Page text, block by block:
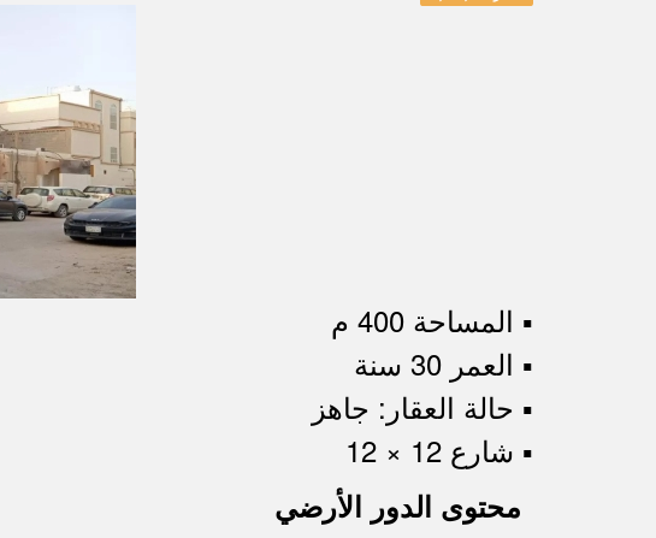
▪︎ المساحة 400 م
▪︎ العمر 30 سنة
▪︎ حالة العقار: جاهز
▪︎ شارع 12 × 12
محتوى الدور الأرضي